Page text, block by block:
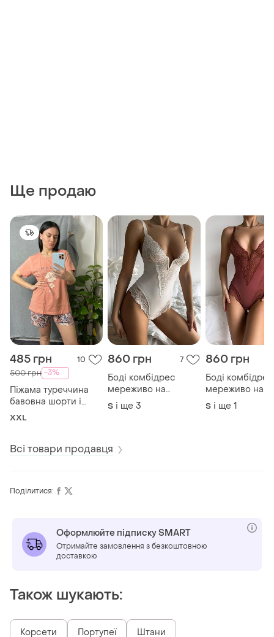
Ще продаю
485 грн 10
500 грн -3%
Піжама туреччина
бавовна шорти і
футболка 3 кольори
XXL
860 грн 7
Боді комбідрес
мереживо на
кісточках підкладка 3
кольори
S і ще 3
860 грн
Боді комбідрес
мереживо на
кісточках
кольори
S і ще 1
Всі товари продавця
Поділитися:
Оформлюйте підписку SMART
Отримайте замовлення з безкоштовною
доставкою
Також шукають:
Корсети Портупеї Штани